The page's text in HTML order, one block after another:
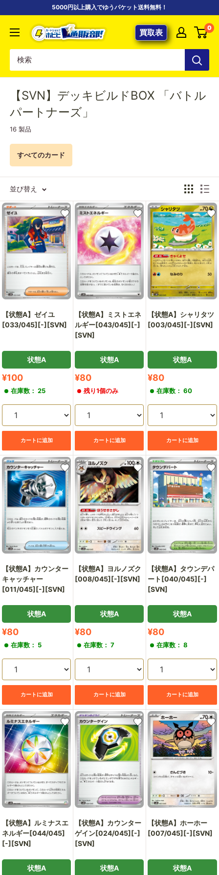
5000円以上購入でゆうパケット送料無料！
【ポ
ケ
専
門
店】
ド
シ
ョ
ッ
ホ
ビ
ビ
通
販
買取表 0
【SVN】デッキビルドBOX 「バトル
パートナーズ」
16 製品
すべてのカード
並び替え
【状態A】ゼイユ
[033/045][-][SVN]
状態A
販
価
格
¥100
在庫数： 25
カートに追加
【状態A】ミストエネ
ルギー[043/045][-]
[SVN]
状態A
販
価
格
¥80
残り1個のみ
カートに追加
【状態A】シャリタツ
[003/045][-][SVN]
状態A
販
価
格
¥80
在庫数： 60
カートに追加
【状態A】カウンター
キャッチャー
[011/045][-][SVN]
状態A
販
価
格
¥80
在庫数： 5
カートに追加
【状態A】ヨルノズク
[008/045][-][SVN]
状態A
販
価
格
¥80
在庫数： 7
カートに追加
【状態A】タウンデパ
ート[040/045][-]
[SVN]
状態A
販
価
格
¥80
在庫数： 8
カートに追加
【状態A】ルミナスエ
ネルギー[044/045]
[-][SVN]
状態A
【状態A】カウンター
ゲイン[024/045][-]
[SVN]
状態A
【状態A】ホーホー
[007/045][-][SVN]
状態A